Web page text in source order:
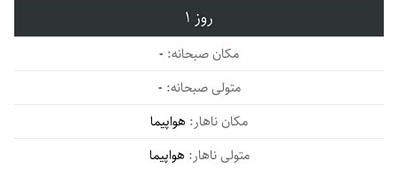
1
-
-
هواپیما
هواپیما